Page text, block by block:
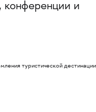
конференции и